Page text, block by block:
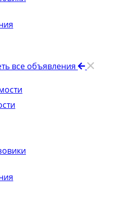
все объявления